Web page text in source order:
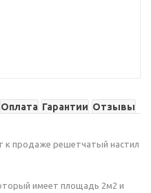
Оплата Гарантии Отзывы
к продаже решетчатый настил
имеет площадь 2м2 и